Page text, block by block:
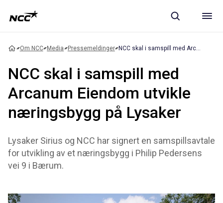
Om NCC Media Pressemeldinger
NCC skal i samspill med
Arcanum Eiendom utvikle
næringsbygg på Lysaker
Lysaker Sirius og NCC har signert en samspillsavtale
for utvikling av et næringsbygg i Philip Pedersens
vei 9 i Bærum.